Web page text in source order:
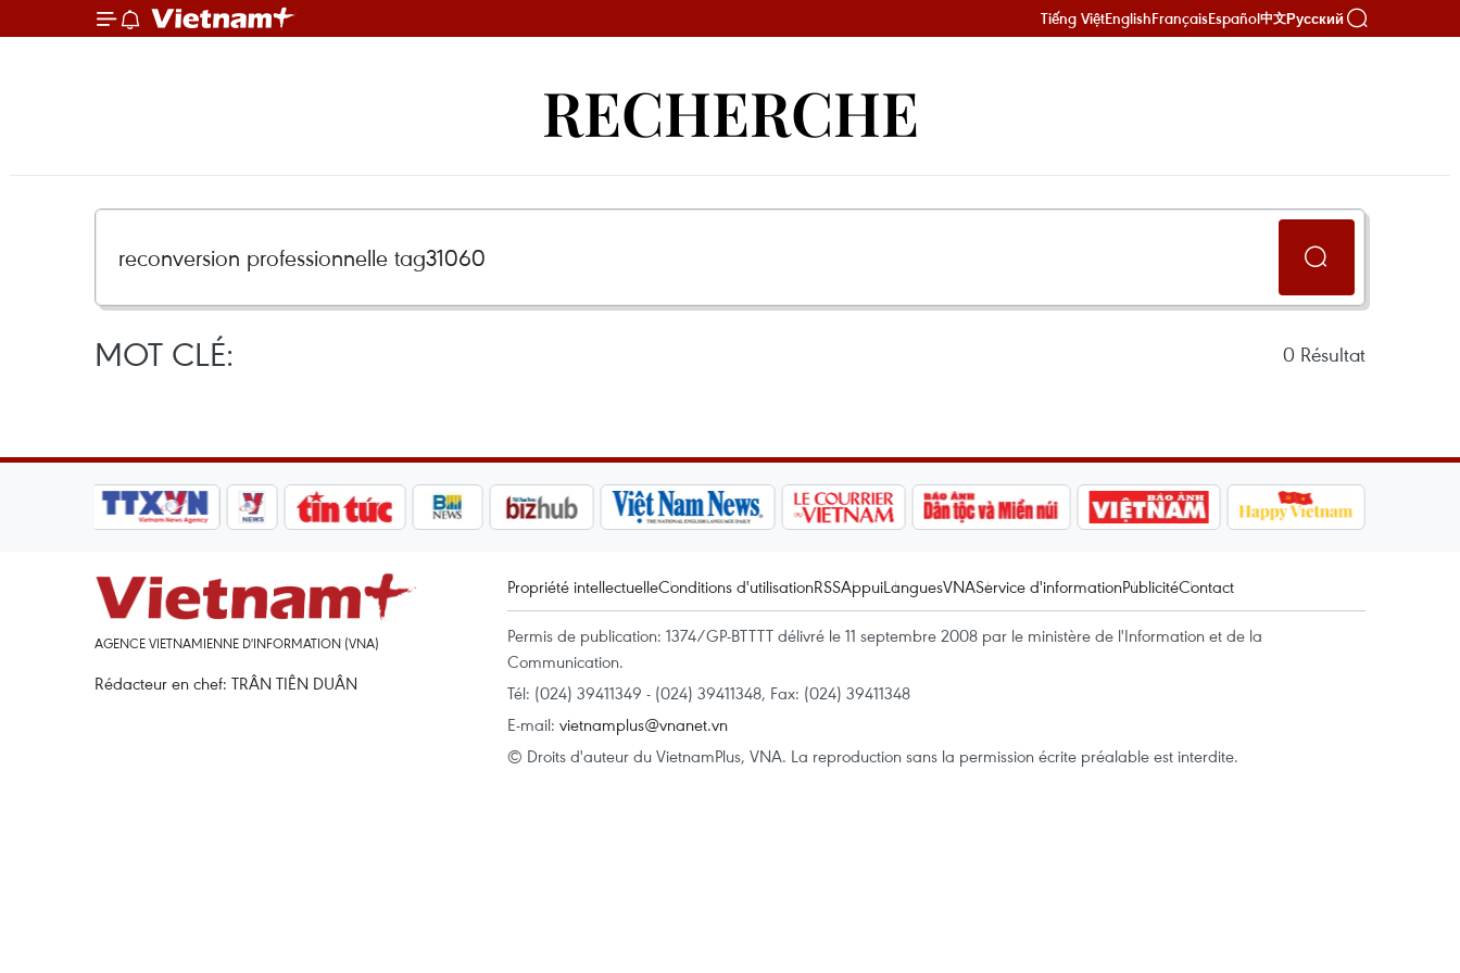
Tiếng ViệtEnglishFrançaisEspañol中文Русский
RECHERCHE
MOT CLÉ: 0 Résultat
AGENCE VIETNAMIENNE D'INFORMATION (VNA)
Rédacteur en chef: TRÂN TIÊN DUÂN
Propriété intellectuelleConditions d'utilisationRSSAppuiLanguesVNAService d'informationPublicitéContact
Permis de publication: 1374/GP-BTTTT délivré le 11 septembre 2008 par le ministère de l'Information et de la
Communication.
Tél: (024) 39411349 - (024) 39411348, Fax: (024) 39411348
E-mail: vietnamplus@vnanet.vn
© Droits d'auteur du VietnamPlus, VNA. La reproduction sans la permission écrite préalable est interdite.